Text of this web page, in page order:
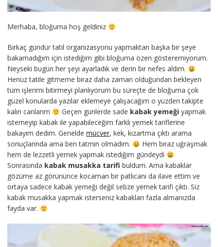
Merhaba, bloğuma hoş geldiniz
Birkaç gündür tatil organizasyonu yapmaktan başka bir şeye
bakamadığım için istediğim gibi bloğuma özen gösteremiyorum.
Neyseki bugün her şeyi ayarladık ve derin bir nefes aldım.
Henüz tatile gitmeme biraz daha zaman olduğundan bekleyen
tüm işlerimi bitirmeyi planlıyorum bu süreçte de bloğuma çok
güzel konularda yazılar eklemeye çalışacağım o yüzden takipte
kalın canlarım
Geçen günlerde sade kabak yemeğiyapmak
istemeyip kabak ile yapabileceğim farklı yemek tariflerine
bakayım dedim. Genelde mücver, kek, kızartma çıktı arama
sonuçlarında ama ben tatmin olmadım.
Hem biraz uğraşmak
hem de lezzetli yemek yapmak istediğim gündeydi
Sonrasında kabak musakka tarifi buldum. Ama kabaklar
gözüme az görününce kocaman bir patlıcanı da ilave ettim ve
ortaya sadece kabak yemeği değil sebze yemek tarifi çıktı. Siz
kabak musakka yapmak isterseniz kabakları fazla almanızda
fayda var.